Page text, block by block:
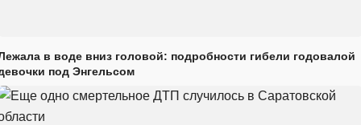
в воде вниз головой: подробности гибели годовалой
под Энгельсом